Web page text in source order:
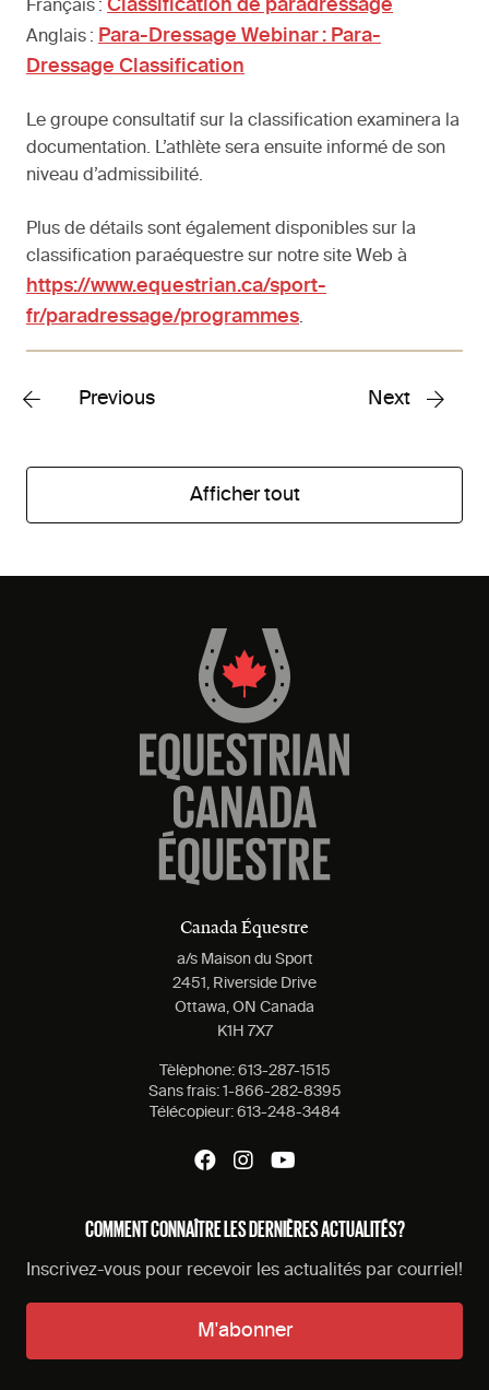
Français : Classification de paradressage
Anglais : Para-Dressage Webinar : Para-
Dressage Classification
Le groupe consultatif sur la classification examinera la
documentation. L’athlète sera ensuite informé de son
niveau d’admissibilité.
Plus de détails sont également disponibles sur la
classification paraéquestre sur notre site Web à
https://www.equestrian.ca/sport-
fr/paradressage/programmes.
Previous Next
Afficher tout
Canada Équestre
a/s Maison du Sport
2451, Riverside Drive
Ottawa, ON Canada
K1H 7X7
Tèlèphone: 613-287-1515
Sans frais: 1-866-282-8395
Télécopieur: 613-248-3484
COMMENT CONNAÎTRE LES DERNIÈRES ACTUALITÉS?
Inscrivez-vous pour recevoir les actualités par courriel!
M'abonner